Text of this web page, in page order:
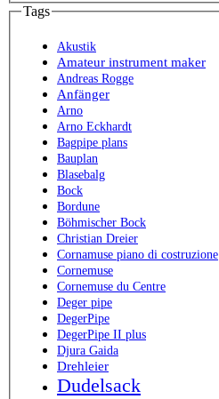
Tags
Akustik
Amateur instrument maker
Andreas Rogge
Anfänger
Arno
Arno Eckhardt
Bagpipe plans
Bauplan
Blasebalg
Bock
Bordune
Böhmischer Bock
Christian Dreier
Cornamuse piano di costruzione
Cornemuse
Cornemuse du Centre
Deger pipe
DegerPipe
DegerPipe II plus
Djura Gaida
Drehleier
Dudelsack